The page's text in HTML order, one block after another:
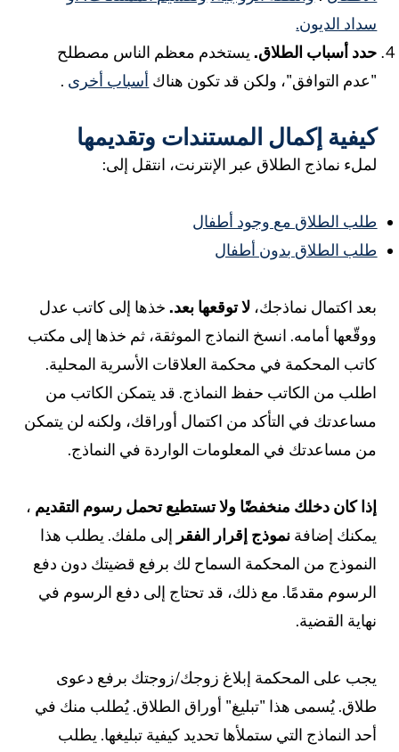
سداد الديون.
حدد أسباب الطلاق.يستخدم معظم الناس مصطلح
"عدم التوافق"، ولكن قد تكون هناكأسباب أخرى.
كيفية إكمال المستندات وتقديمها
لملء نماذج الطلاق عبر الإنترنت، انتقل إلى:
طلب الطلاق مع وجود أطفال
طلب الطلاق بدون أطفال
بعد اكتمال نماذجك،لا توقعها بعد.خذها إلى كاتب عدل
ووقّعها أمامه. انسخ النماذج الموثقة، ثم خذها إلى مكتب
كاتب المحكمة في محكمة العلاقات الأسرية المحلية.
اطلب من الكاتب حفظ النماذج. قد يتمكن الكاتب من
مساعدتك في التأكد من اكتمال أوراقك، ولكنه لن يتمكن
من مساعدتك في المعلومات الواردة في النماذج.
إذا كان دخلك منخفضًا ولا تستطيع تحمل رسوم التقديم،
يمكنك إضافةنموذج إقرار الفقرإلى ملفك. يطلب هذا
النموذج من المحكمة السماح لك برفع قضيتك دون دفع
الرسوم مقدمًا. مع ذلك، قد تحتاج إلى دفع الرسوم في
نهاية القضية.
يجب على المحكمة إبلاغ زوجك/زوجتك برفع دعوى
طلاق. يُسمى هذا "تبليغ" أوراق الطلاق. يُطلب منك في
أحد النماذج التي ستملأها تحديد كيفية تبليغها. يطلب